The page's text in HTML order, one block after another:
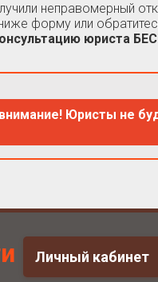
неправомерный
форму или
юриста
Юристы не
Личный кабинет